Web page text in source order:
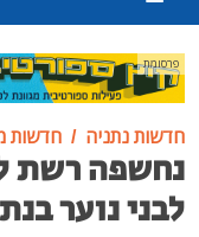
פרסומת
חדשות נתניה חדשות
נחשפה רשת
לבני נוער